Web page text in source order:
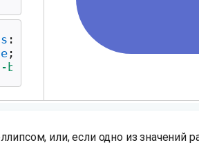
или, если одно из значений